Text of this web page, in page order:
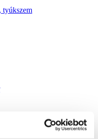
tyúkszem